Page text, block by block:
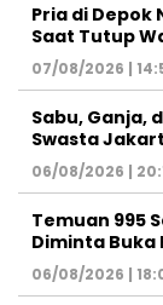
Pria di Depok
Saat Tutup
07/08/2026 |
Sabu, Ganja,
Swasta
06/08/2026 |
Temuan 995
Diminta Buka
06/08/2026 |